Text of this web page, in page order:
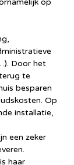
op
Door het
te
besparen
Op
installatie,
een zeker
haar